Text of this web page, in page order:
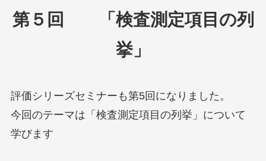
第５回 「検査測定項目の列
挙」
評価シリーズセミナーも第5回になりました。
今回のテーマは「検査測定項目の列挙」について
学びます